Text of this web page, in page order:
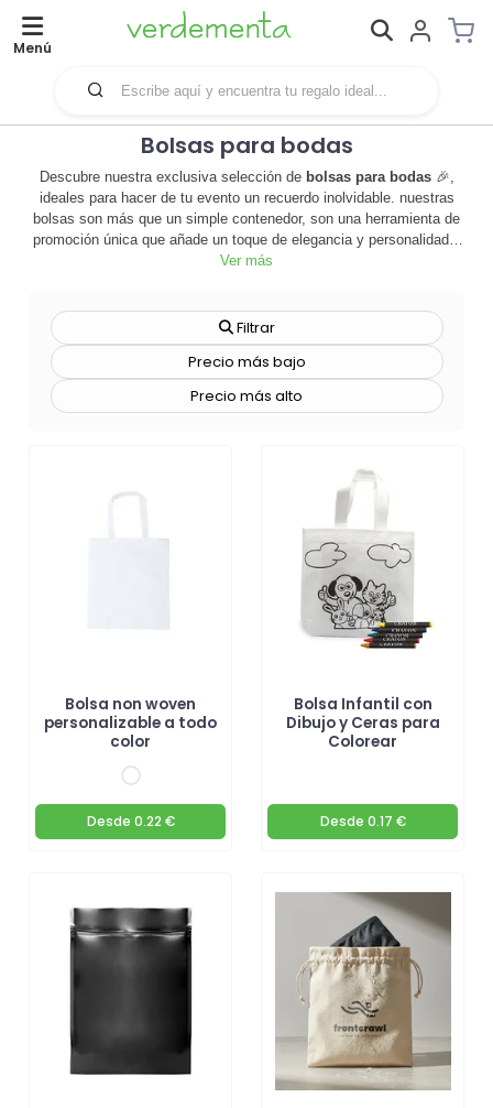
Menú
Bolsas para bodas
Descubre nuestra exclusiva selección de bolsas para bodas🎉,
ideales para hacer de tu evento un recuerdo inolvidable. nuestras
bolsas son más que un simple contenedor, son una herramienta de
promoción única que añade un toque de elegancia y personalidad a
tu celebración. hechas con materiales de alta calidad, estas bolsas
de opciones de personalización, desde colores y diseños hasta la
inclusión de tu logotipo o mensaje personal. estas bolsas no sólo
son útiles, sino que también ayudan a promover tu marca o evento
de una manera sofisticada y sutil. no importa el tamaño o el estilo
de tu boda, nuestras bolsas para bodas son la elección perfecta
bolsas para bodas
Ver más
Filtrar
Precio más bajo
Precio más alto
Bolsa non woven
personalizable a todo
color
Desde 0.22 €
Bolsa Infantil con
Dibujo y Ceras para
Colorear
Desde 0.17 €